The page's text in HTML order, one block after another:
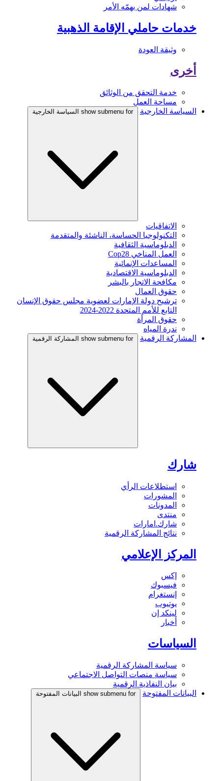
شهادات لمن يهمّه الأمر
خدمات حاملي الإقامة الذهبية
وثيقة العودة
أخرى
خدمة التحقق من الوثائق
مساحة العمل
السياسة الخارجية
show submenu for السياسة الخارجية
الاتفاقيات
التكنولوجيا الحساسة، الناشئة والمتقدمة
الدبلوماسية الثقافية
العمل المناخي Cop28
المساعدات الإنمائية
الدبلوماسية الاقتصادية
مكافحة الاتجار بالبشر
حقوق العمال
ترشيح دولة الإمارات لعضوية مجلس حقوق الإنسان
التابع للأمم المتحدة 2022-2024
حقوق المرأة
ندرة المياه
المشاركة الرقمية
show submenu for المشاركة الرقمية
شارك
استطلاعات الرأي
المشورات
المدونات
منتدى
شارك.امارات
نتائج المشاركة الرقمية
المركز الإعلامي
إكس
فيسبوك
إنستغرام
يوتيوب
لينكد إن
أخبار
السياسات
سياسة المشاركة الرقمية
سياسة منصات التواصل الاجتماعي
بيان النفاذية الرقمية
البيانات المفتوحة
show submenu for البيانات المفتوحة